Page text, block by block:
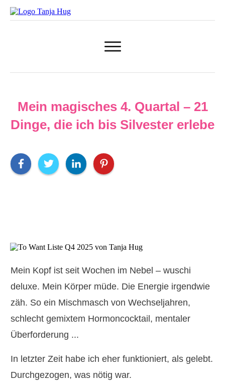
Mein magisches 4. Quartal – 21
Dinge, die ich bis Silvester erlebe
Mein Kopf ist seit Wochen im Nebel – wuschi
deluxe. Mein Körper müde. Die Energie irgendwie
zäh. So ein Mischmasch von Wechseljahren,
schlecht gemixtem Hormoncocktail, mentaler
Überforderung ...
In letzter Zeit habe ich eher funktioniert, als gelebt.
Durchgezogen, was nötig war.